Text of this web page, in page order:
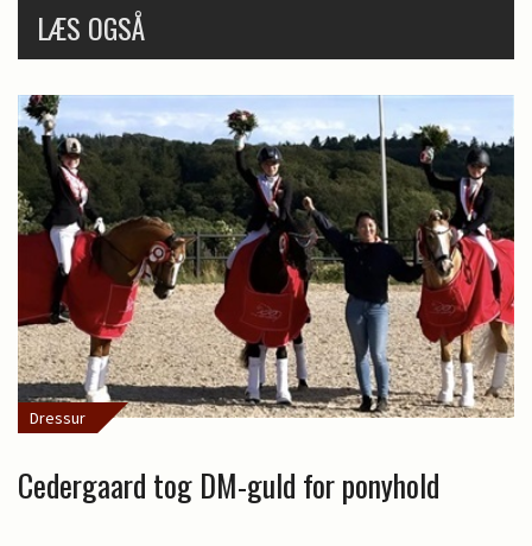
LÆS OGSÅ
Dressur
Cedergaard tog DM-guld for ponyhold